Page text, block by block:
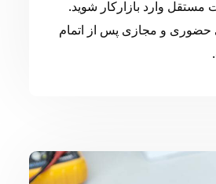
مستقل وارد بازارکار شوید.
حضوری و مجازی پس از اتمام